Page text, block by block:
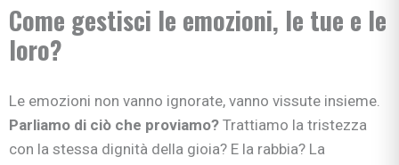
Come gestisci le emozioni, le tue e le
loro?
Le emozioni non vanno ignorate, vanno vissute insieme.
Parliamo di ciò che proviamo? Trattiamo la tristezza
con la stessa dignità della gioia? E la rabbia? La